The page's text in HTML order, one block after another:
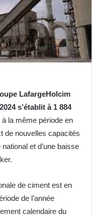
LafargeHolcim
s’établit à 1 884
à la même période en
de nouvelles capacités
et d’une baisse
de ciment est en
de l’année
calendaire du